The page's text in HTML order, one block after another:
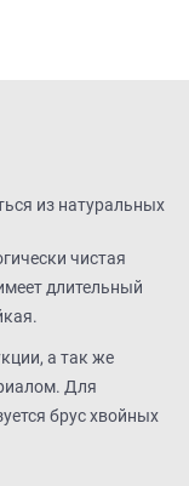
из натуральных
чистая
длительный
а так же
Для
брус хвойных